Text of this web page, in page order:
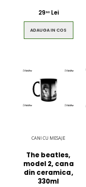
29 90Lei
ADAUGA IN COS
CANI CU MESAJE
The beatles,
model 2, cana
din ceramica,
330ml